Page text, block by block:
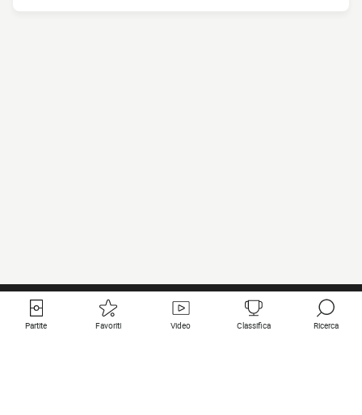
Partite Favoriti Video Classifica Ricerca